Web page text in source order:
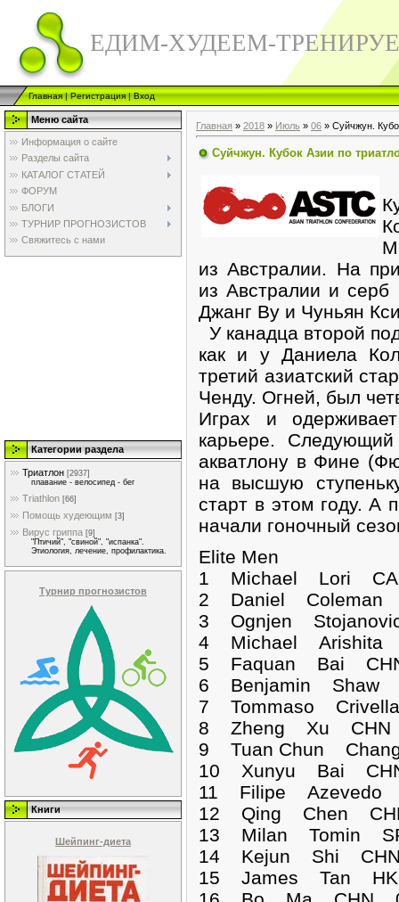
ЕДИМ-ХУДЕЕМ-
Главная|Регистрация|Вход
Меню сайта
Информация о сайте
Разделы сайта
КАТАЛОГ СТАТЕЙ
ФОРУМ
БЛОГИ
ТУРНИР ПРОГНОЗИСТОВ
Свяжитесь с нами
Категории раздела
Триатлон [2937]
плавание - велосипед - бег
Triathlon [66]
Помощь худеющим [3]
Вирус гриппа [9]
"Птичий", "свиной", "испанка".
Этиология, лечение, профилактика.
Турнир прогнозистов
Книги
Шейпинг-диета
Главная » 2018 » Июль » 06 » Суйчжун.
Суйчжун. Кубок Азии по
из Австралии. На
из Австралии и
Джанг Ву и Чуньян
У канадца второй
как и у Даниела
третий азиатский
Ченду. Огней, был
Играх и
карьере.
акватлону в Фине
на высшую
старт в этом году. А
начали гоночный
Elite Men
1 Michael Lori
2 Daniel Coleman
3 Ognjen
4 Michael Arishita
5 Faquan Bai
6 Benjamin Shaw
7 Tommaso
8 Zheng Xu CHN
9 Tuan Chun
10 Xunyu Bai
11 Filipe Azevedo
12 Qing Chen
13 Milan Tomin
14 Kejun Shi
15 James Tan